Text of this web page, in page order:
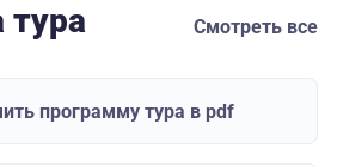
Смотреть все
программу тура в pdf